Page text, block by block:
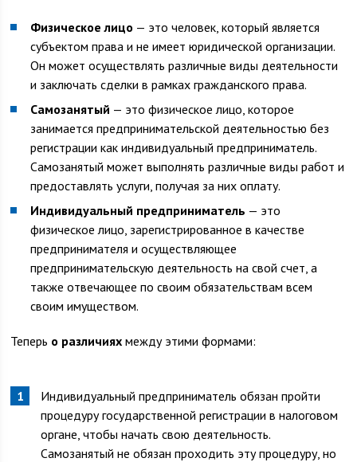
Физическое лицо — это человек, который является
субъектом права и не имеет юридической организации.
Он может осуществлять различные виды деятельности
и заключать сделки в рамках гражданского права.
Самозанятый — это физическое лицо, которое
занимается предпринимательской деятельностью без
регистрации как индивидуальный предприниматель.
Самозанятый может выполнять различные виды работ и
предоставлять услуги, получая за них оплату.
Индивидуальный предприниматель — это
физическое лицо, зарегистрированное в качестве
предпринимателя и осуществляющее
предпринимательскую деятельность на свой счет, а
также отвечающее по своим обязательствам всем
своим имуществом.
Теперь о различиях между этими формами:
Индивидуальный предприниматель обязан пройти
процедуру государственной регистрации в налоговом
органе, чтобы начать свою деятельность.
Самозанятый не обязан проходить эту процедуру, но